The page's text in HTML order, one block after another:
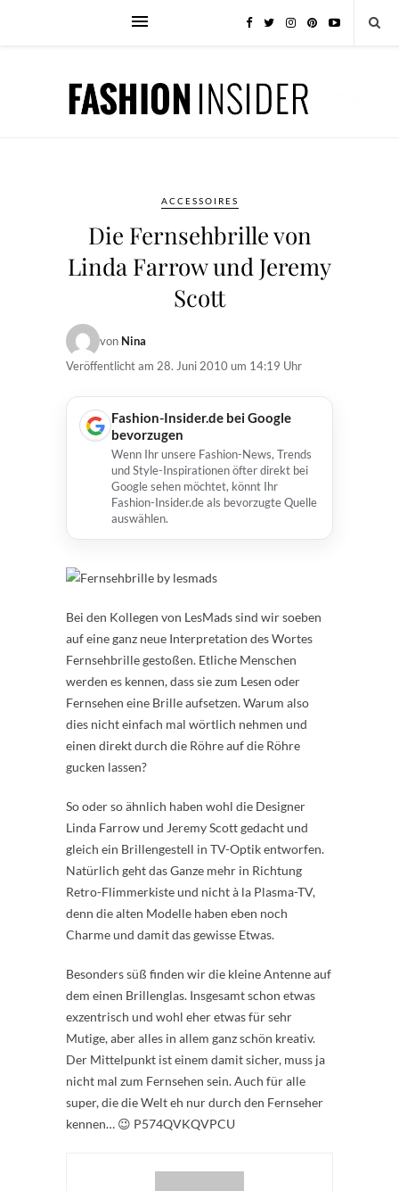
ACCESSOIRES
Die Fernsehbrille von
Linda Farrow und Jeremy
Scott
von Nina
Veröffentlicht am 28. Juni 2010 um 14:19 Uhr
Fashion-Insider.de bei Google
bevorzugen
Wenn Ihr unsere Fashion-News, Trends
und Style-Inspirationen öfter direkt bei
Google sehen möchtet, könnt Ihr
Fashion-Insider.de als bevorzugte Quelle
auswählen.
Bei den Kollegen von LesMads sind wir soeben
auf eine ganz neue Interpretation des Wortes
Fernsehbrille gestoßen. Etliche Menschen
werden es kennen, dass sie zum Lesen oder
Fernsehen eine Brille aufsetzen. Warum also
dies nicht einfach mal wörtlich nehmen und
einen direkt durch die Röhre auf die Röhre
gucken lassen?
So oder so ähnlich haben wohl die Designer
Linda Farrow und Jeremy Scott gedacht und
gleich ein Brillengestell in TV-Optik entworfen.
Natürlich geht das Ganze mehr in Richtung
Retro-Flimmerkiste und nicht à la Plasma-TV,
denn die alten Modelle haben eben noch
Charme und damit das gewisse Etwas.
Besonders süß finden wir die kleine Antenne auf
dem einen Brillenglas. Insgesamt schon etwas
exzentrisch und wohl eher etwas für sehr
Mutige, aber alles in allem ganz schön kreativ.
Der Mittelpunkt ist einem damit sicher, muss ja
nicht mal zum Fernsehen sein. Auch für alle
super, die die Welt eh nur durch den Fernseher
kennen… 😉 P574QVKQVPCU